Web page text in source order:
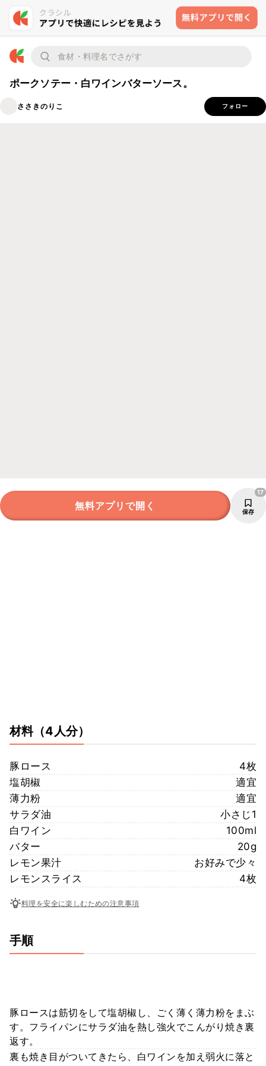
ポークソテー・白ワインバターソース。
ささきのりこ フォロー
無料アプリで開く 保存
17
材料（4人分）
豚ロース
4枚
塩胡椒
適宜
薄力粉
適宜
サラダ油
小さじ1
白ワイン
100ml
バター
20g
レモン果汁
お好みで少々
レモンスライス
4枚
料理を安全に楽しむための注意事項
手順
豚ロースは筋切をして塩胡椒し、ごく薄く薄力粉をまぶ
す。フライパンにサラダ油を熱し強火でこんがり焼き裏
返す。
裏も焼き目がついてきたら、白ワインを加え弱火に落と